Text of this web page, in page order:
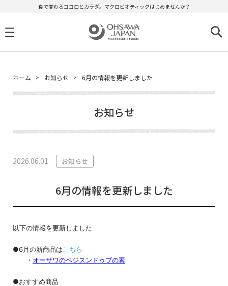
食で変わるココロとカラダ。マクロビオティックはじめませんか？
ホーム お知らせ 6月の情報を更新しました
お知らせ
2026.06.01 お知らせ
6月の情報を更新しました
以下の情報を更新しました
●6月の新商品は こちら
・ オーサワのベジスンドゥブの素
●おすすめ商品